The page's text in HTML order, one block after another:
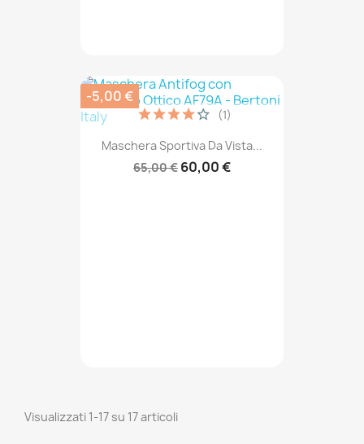
Maschera Sportiva Da Vista...
65,00 € 60,00 €
(1)
-5,00 €
Visualizzati 1-17 su 17 articoli